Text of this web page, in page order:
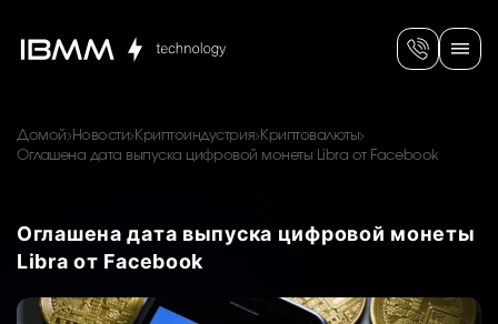
Домой Новости Криптоиндустрия Криптовалюты
Оглашена дата выпуска цифровой монеты Libra от Facebook
Оглашена дата выпуска цифровой монеты
Libra от Facebook